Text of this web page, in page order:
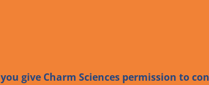
give Charm Sciences permission to